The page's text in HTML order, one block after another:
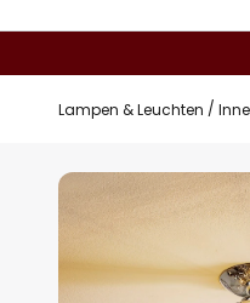
Lampen & Leuchten
Zum
Ende
der
Bildgalerie